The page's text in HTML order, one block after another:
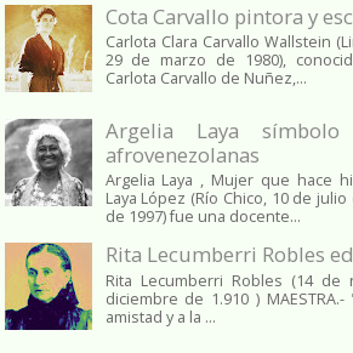
Cota Carvallo pintora y
Carlota Clara Carvallo Wallstein
29 de marzo de 1980),
Carlota Carvallo de Nuñez,...
Argelia Laya
afrovenezolanas
Argelia Laya , Mujer que hace
Laya López (Río Chico, 10 de
de 1997) fue una docente...
Rita Lecumberri Robles
Rita Lecumberri Robles (14
diciembre de 1.910 )
amistad y a la ...